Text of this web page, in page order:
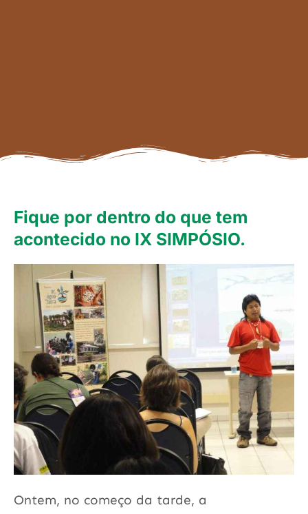
Fique por dentro do que tem
acontecido no IX SIMPÓSIO.
Ontem, no começo da tarde, a